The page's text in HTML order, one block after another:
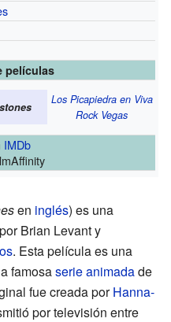
películas
Los Picapiedra en Viva
Rock Vegas
IMDb
en inglés) es una
Brian Levant y
. Esta película es una
famosaserie animadade
fue creada porHanna-
por televisión entre